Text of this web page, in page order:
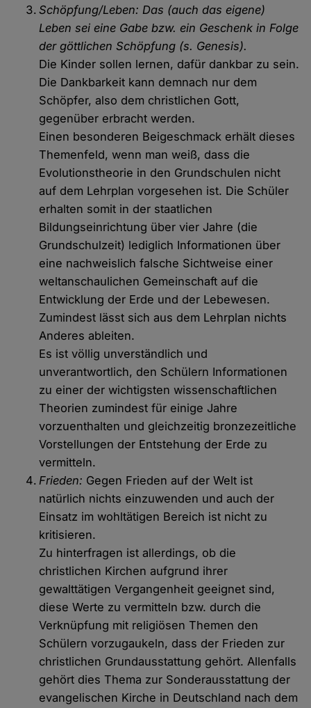
Schöpfung/Leben: Das (auch das eigene)
Leben sei eine Gabe bzw. ein Geschenk in Folge
der göttlichen Schöpfung (s. Genesis).
Die Kinder sollen lernen, dafür dankbar zu sein.
Die Dankbarkeit kann demnach nur dem
Schöpfer, also dem christlichen Gott,
gegenüber erbracht werden.
Einen besonderen Beigeschmack erhält dieses
Themenfeld, wenn man weiß, dass die
Evolutionstheorie in den Grundschulen nicht
auf dem Lehrplan vorgesehen ist. Die Schüler
erhalten somit in der staatlichen
Bildungseinrichtung über vier Jahre (die
Grundschulzeit) lediglich Informationen über
eine nachweislich falsche Sichtweise einer
weltanschaulichen Gemeinschaft auf die
Entwicklung der Erde und der Lebewesen.
Zumindest lässt sich aus dem Lehrplan nichts
Anderes ableiten.
Es ist völlig unverständlich und
unverantwortlich, den Schülern Informationen
zu einer der wichtigsten wissenschaftlichen
Theorien zumindest für einige Jahre
vorzuenthalten und gleichzeitig bronzezeitliche
Vorstellungen der Entstehung der Erde zu
vermitteln.
Frieden: Gegen Frieden auf der Welt ist
natürlich nichts einzuwenden und auch der
Einsatz im wohltätigen Bereich ist nicht zu
kritisieren.
Zu hinterfragen ist allerdings, ob die
christlichen Kirchen aufgrund ihrer
gewalttätigen Vergangenheit geeignet sind,
diese Werte zu vermitteln bzw. durch die
Verknüpfung mit religiösen Themen den
Schülern vorzugaukeln, dass der Frieden zur
christlichen Grundausstattung gehört. Allenfalls
gehört dies Thema zur Sonderausstattung der
evangelischen Kirche in Deutschland nach dem